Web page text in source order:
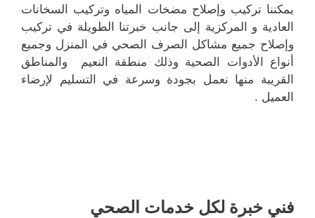
يمكننا تركيب وإصلاح مضخات المياه وتركيب السخانات
العادية و المركزية إلى جانب خبرتنا الطويلة في تركيب
وإصلاح جميع مشاكل الصرف الصحي في المنزل وجميع
أنواع الأدوات الصحية وذلك منطقة النعيم والمناطق
القريبة منها نعمل بجودة وسرعة في التسليم لإرضاء
العميل .
فني خبرة لكل خدمات الصحي